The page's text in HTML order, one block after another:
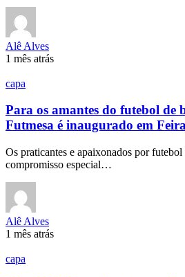
Alê Alves
1 mês atrás
capa
Para os amantes do futebol de
Futmesa é inaugurado em
Os praticantes e apaixonados por futebol
compromisso especial…
Alê Alves
1 mês atrás
capa